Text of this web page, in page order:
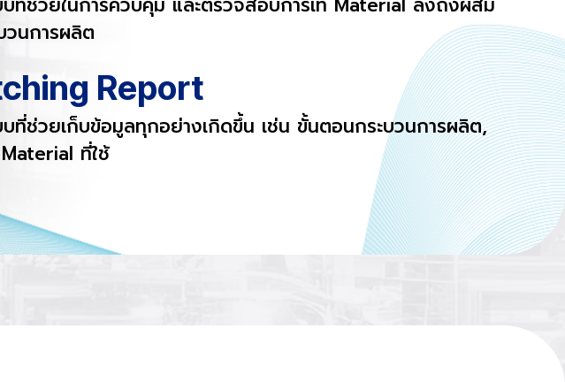
วนการผลิต
Report
บที่ช่วยเก็บข้อมูลทุกอย่างเกิดขึ้น เช่น ขั้นตอนกระบวนการผลิต,
ที่ใช้